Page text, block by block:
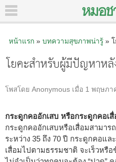
หน้าแรก» บทความสุขภาพน่ารู้» โ
โยคะสำหรับผู้มีปัญหาหลั
โพสโดย Anonymous เมื่อ 1 พฤษภ
กระดูกคออักเสบ หรือกระดูกคอเสื่
กระดูกคออักเสบหรือเสื่อมสามาร
ระหว่าง 35 ถึง 70 ปี กระดูกคอแ
เสื่อมไปตามธรรมชาติ จะเร็วหรื